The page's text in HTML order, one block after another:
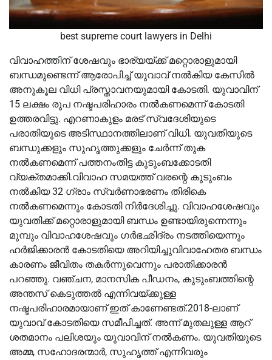
best supreme court lawyers in Delhi
വിവാഹത്തിന് ശേഷവും ഭാര്യയ്ക്ക് മറ്റൊരാളുമായി
ബന്ധമുണ്ടെന്ന് ആരോപിച്ച് യുവാവ് നൽകിയ കേസിൽ
അനുകൂല വിധി പ്രസ്താവനയുമായി കോടതി. യുവാവിന്
15 ലക്ഷം രൂപ നഷ്ടപരിഹാരം നൽകണമെന്ന് കോടതി
ഉത്തരവിട്ടു. എറണാകുളം മരട് സ്വദേശിയുടെ
പരാതിയുടെ അടിസ്ഥാനത്തിലാണ് വിധി. യുവതിയുടെ
ബന്ധുക്കളും സുഹൃത്തുക്കളും ചേർന്ന് തുക
നൽകണമെന്ന് പത്തനംതിട്ട കുടുംബക്കോടതി
വ്യക്തമാക്കി.വിവാഹ സമയത്ത് വരന്റെ കുടുംബം
നൽകിയ 32 ഗ്രാം സ്വർണാഭരണം തിരികെ
നൽകണമെന്നും കോടതി നിർദേശിച്ചു. വിവാഹശേഷവും
യുവതിക്ക് മറ്റൊരാളുമായി ബന്ധം ഉണ്ടായിരുന്നെന്നും
മുമ്പും വിവാഹശേഷവും ഗർഭഛിദ്രം നടത്തിയെന്നും
ഹർജിക്കാരൻ കോടതിയെ അറിയിച്ചുവിവാഹേതര ബന്ധം
കാരണം ജീവിതം തകർന്നുവെന്നും പരാതിക്കാരൻ
പറഞ്ഞു. വഞ്ചന, മാനസിക പീഡനം, കുടുംബത്തിന്റെ
അന്തസ് കെടുത്തൽ എന്നിവയ്ക്കുള്ള
നഷ്ടപരിഹാരമായാണ് ഇത് കാണേണ്ടത്.2018-ലാണ്
യുവാവ് കോടതിയെ സമീപിച്ചത്. അന്ന് മുതലുള്ള ആറ്
ശതമാനം പലിശയും യുവാവിന് നൽകണം. യുവതിയുടെ
അമ്മ, സഹോദരന്മാർ, സുഹൃത്ത് എന്നിവരും